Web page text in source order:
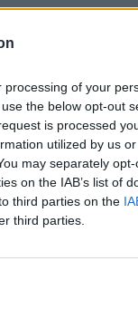
of your
the below opt-out
is processed
utilized by us
may separately
on the IAB’s list of
third parties on the
third parties.
melynek
míg a
18-án
nem tudta
kosár a